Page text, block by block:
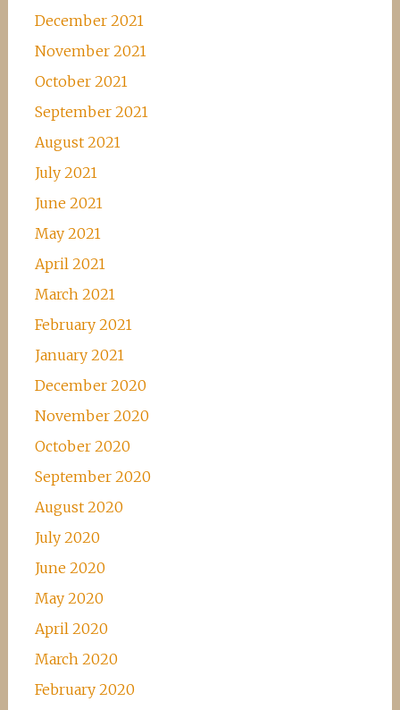
December 2021
November 2021
October 2021
September 2021
August 2021
July 2021
June 2021
May 2021
April 2021
March 2021
February 2021
January 2021
December 2020
November 2020
October 2020
September 2020
August 2020
July 2020
June 2020
May 2020
April 2020
March 2020
February 2020